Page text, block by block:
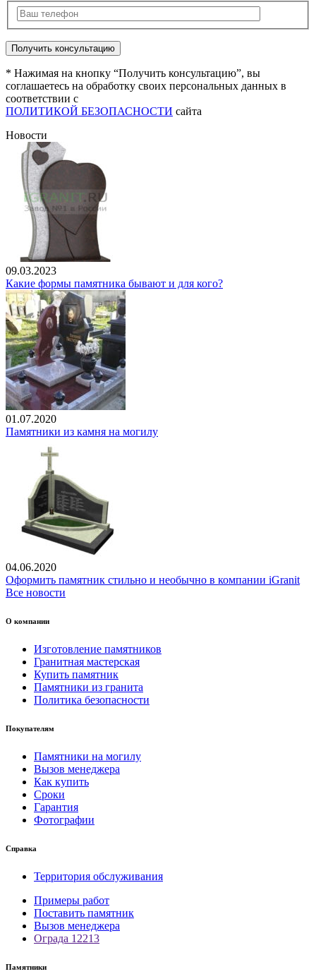
* Нажимая на кнопку “Получить консультацию”, вы
соглашаетесь на обработку своих персональных данных в
соответствии с
ПОЛИТИКОЙ БЕЗОПАСНОСТИ сайта
Новости
09.03.2023
Какие формы памятника бывают и для кого?
01.07.2020
Памятники из камня на могилу
04.06.2020
Оформить памятник стильно и необычно в компании iGranit
Все новости
О компании
Изготовление памятников
Гранитная мастерская
Купить памятник
Памятники из гранита
Политика безопасности
Покупателям
Памятники на могилу
Вызов менеджера
Как купить
Сроки
Гарантия
Фотографии
Справка
Территория обслуживания
Примеры работ
Поставить памятник
Вызов менеджера
Ограда 12213
Памятники